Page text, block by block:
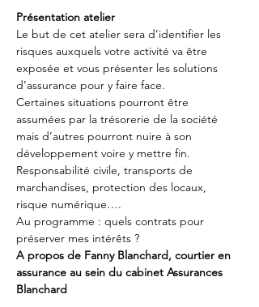
Présentation atelier
Le but de cet atelier sera d’identifier les
risques auxquels votre activité va être
exposée et vous présenter les solutions
d’assurance pour y faire face.
Certaines situations pourront être
assumées par la trésorerie de la société
mais d’autres pourront nuire à son
développement voire y mettre fin.
Responsabilité civile, transports de
marchandises, protection des locaux,
risque numérique….
Au programme : quels contrats pour
préserver mes intérêts ?
A propos de Fanny Blanchard, courtier en
assurance au sein du cabinet Assurances
Blanchard